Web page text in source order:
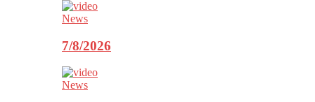
News
7/8/2026
News